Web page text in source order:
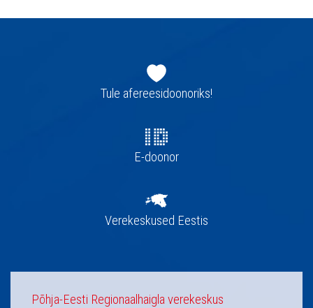
navigatsioonTule afereesidoonoriks!
E-doonor
Verekeskused Eestis
Põhja-Eesti Regionaalhaigla verekeskus